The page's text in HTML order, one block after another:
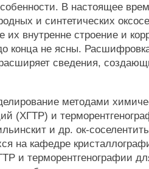
В настоящее
и синтетических
внутренне строение и
конца не ясны.
сведения,
методами
(ХГТР) и
и др. ок-
на кафедре
и терморентгенографии